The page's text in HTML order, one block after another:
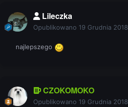
Lileczka
Opublikowano 19 Grudnia 2018
najlepszego
CZOKOMOKO
Opublikowano 19 Grudnia 2018